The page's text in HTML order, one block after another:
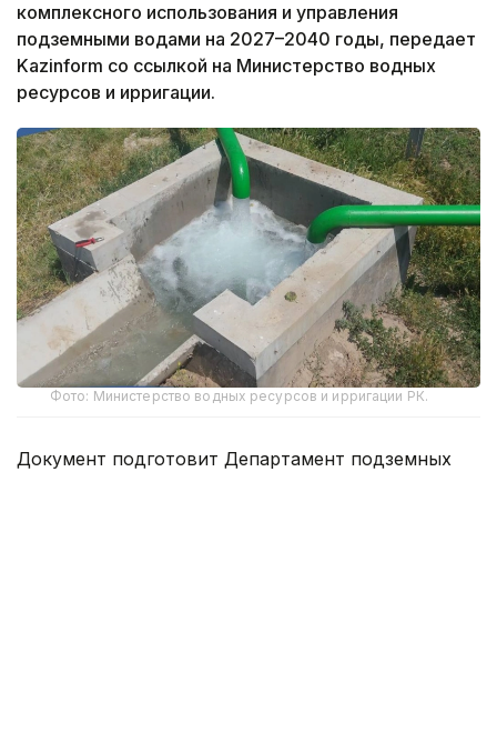
комплексного использования и управления
подземными водами на 2027–2040 годы, передает
Kazinform со ссылкой на Министерство водных
ресурсов и ирригации.
Фото: Министерство водных ресурсов и ирригации РК.
Документ подготовит Департамент подземных